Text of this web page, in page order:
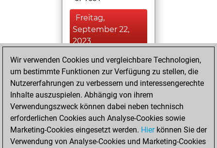
Freitag,
September 22,
2023
You played 12
slow games
Play
=1 -8 in slow games
Freitag,
September 2,
2022
Wir verwenden Cookies und vergleichbare Technologien,
um bestimmte Funktionen zur Verfügung zu stellen, die
Nutzererfahrungen zu verbessern und interessengerechte
Inhalte auszuspielen. Abhängig von ihrem
Verwendungszweck können dabei neben technisch
erforderlichen Cookies auch Analyse-Cookies sowie
Marketing-Cookies eingesetzt werden. Hierkönnen Sie der
Verwendung von Analyse-Cookies und Marketing-Cookies